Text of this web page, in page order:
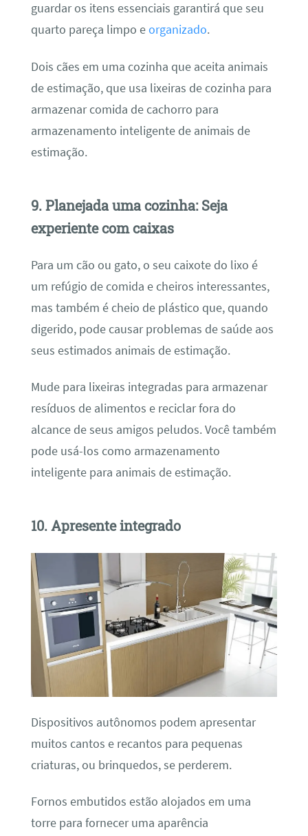
guardar os itens essenciais garantirá que seu
quarto pareça limpo eorganizado.
Dois cães em uma cozinha que aceita animais
de estimação, que usa lixeiras de cozinha para
armazenar comida de cachorro para
armazenamento inteligente de animais de
estimação.
9. Planejada uma cozinha: Seja
experiente com caixas
Para um cão ou gato, o seu caixote do lixo é
um refúgio de comida e cheiros interessantes,
mas também é cheio de plástico que, quando
digerido, pode causar problemas de saúde aos
seus estimados animais de estimação.
Mude para lixeiras integradas para armazenar
resíduos de alimentos e reciclar fora do
alcance de seus amigos peludos. Você também
pode usá-los como armazenamento
inteligente para animais de estimação.
10. Apresente integrado
Dispositivos autônomos podem apresentar
muitos cantos e recantos para pequenas
criaturas, ou brinquedos, se perderem.
Fornos embutidos estão alojados em uma
torre para fornecer uma aparência